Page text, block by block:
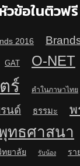
หัวข้อในติวฟรี
2016
GAT O-NET
ร์ คำในภาษาไทย
นด์ ธรรมะ
พ
ทธศาสนา
ยาลัย รับน้อง
ร